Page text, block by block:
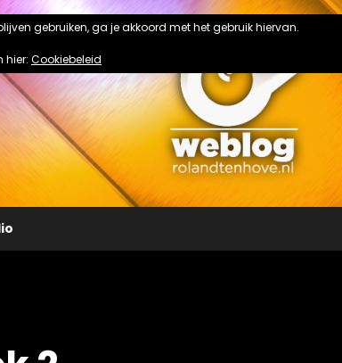
gebruiken, ga je akkoord met het gebruik hiervan.
hier: Cookiebeleid